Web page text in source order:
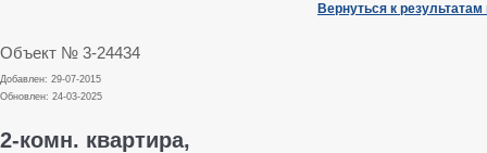
Вернуться к результатам
Объект № 3-24434
Добавлен: 29-07-2015
Обновлен: 24-03-2025
2-комн. квартира,